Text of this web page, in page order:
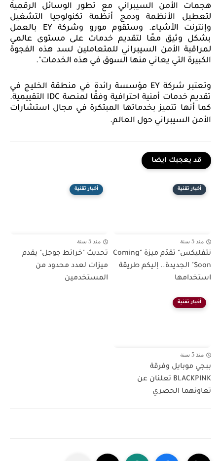
هجمات الأمن السيبراني مع تطور الوسائل الرقمية
لتعطيل الأنظمة ودمج أنظمة تكنولوجيا التشغيل
وإنترنت الأشياء. وستقوم مورو وشركة EY بالعمل
بشكل وثيق معًا لتقديم خدمات على مستوى عالمي
لمراقبة الأمن السيبراني للمتعاملين لسد هذه الفجوة
الكبيرة التي يعاني منها السوق في هذه الخدمات".
وتعتبر شركة EY مؤسسة رائدة في منطقة الخليج في
تقديم خدمات أمنية احترافية وفقًا لمنصة IDC التقييمية.
كما أنها تتميز بخدماتها المبتكرة في مجال استشارات
الأمن السيبراني حول العالم.
قد يعجبك ايضا
أخبار تقنية
منذ 5 سنة
نتفليكس" تقدّم ميزة "Coming
Soon" الجديدة.. إليكم طريقة
استخدامها
أخبار تقنية
منذ 5 سنة
تحديث "خرائط جوجل" يقدم
ميزات لعدد محدود من
المستخدمين
أخبار تقنية
منذ 5 سنة
ببجي موبايل وفرقة
BLACKPINK تعلنان عن
تعاونهما الحصري